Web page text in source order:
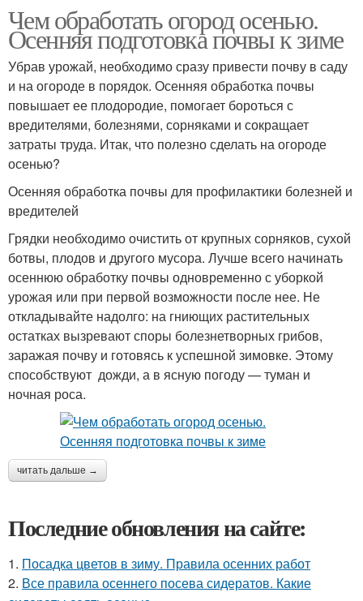
Чем обработать огород осенью.
Осенняя подготовка почвы к зиме
Убрав урожай, необходимо сразу привести почву в саду
и на огороде в порядок. Осенняя обработка почвы
повышает ее плодородие, помогает бороться с
вредителями, болезнями, сорняками и сокращает
затраты труда. Итак, что полезно сделать на огороде
осенью?
Осенняя обработка почвы для профилактики болезней и
вредителей
Грядки необходимо очистить от крупных сорняков, сухой
ботвы, плодов и другого мусора. Лучше всего начинать
осеннюю обработку почвы одновременно с уборкой
урожая или при первой возможности после нее. Не
откладывайте надолго: на гниющих растительных
остатках вызревают споры болезнетворных грибов,
заражая почву и готовясь к успешной зимовке. Этому
способствуют дожди, а в ясную погоду — туман и
ночная роса.
читать дальше →
Последние обновления на сайте:
1. Посадка цветов в зиму. Правила осенних работ
2. Все правила осеннего посева сидератов. Какие